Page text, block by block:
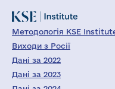
Методологія KSE
Виходи з Росії
Дані за 2022
Дані за 2023